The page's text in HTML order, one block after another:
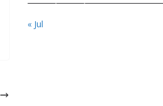
« Jul